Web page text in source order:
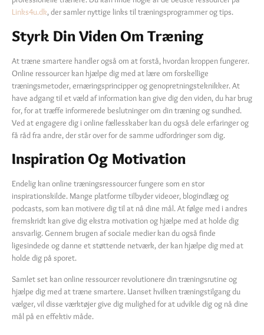
Links4u.dk, der samler nyttige links til træningsprogrammer og tips.
Styrk Din Viden Om Træning
At træne smartere handler også om at forstå, hvordan kroppen fungerer.
Online ressourcer kan hjælpe dig med at lære om forskellige
træningsmetoder, ernæringsprincipper og genopretningsteknikker. At
have adgang til et væld af information kan give dig den viden, du har brug
for, for at træffe informerede beslutninger om din træning og sundhed.
Ved at engagere dig i online fællesskaber kan du også dele erfaringer og
få råd fra andre, der står over for de samme udfordringer som dig.
Inspiration Og Motivation
Endelig kan online træningsressourcer fungere som en stor
inspirationskilde. Mange platforme tilbyder videoer, blogindlæg og
podcasts, som kan motivere dig til at nå dine mål. At følge med i andres
fremskridt kan give dig ekstra motivation og hjælpe med at holde dig
ansvarlig. Gennem brugen af sociale medier kan du også finde
ligesindede og danne et støttende netværk, der kan hjælpe dig med at
holde dig på sporet.
Samlet set kan online ressourcer revolutionere din træningsrutine og
hjælpe dig med at træne smartere. Uanset hvilken træningstilgang du
vælger, vil disse værktøjer give dig mulighed for at udvikle dig og nå dine
mål på en effektiv måde.